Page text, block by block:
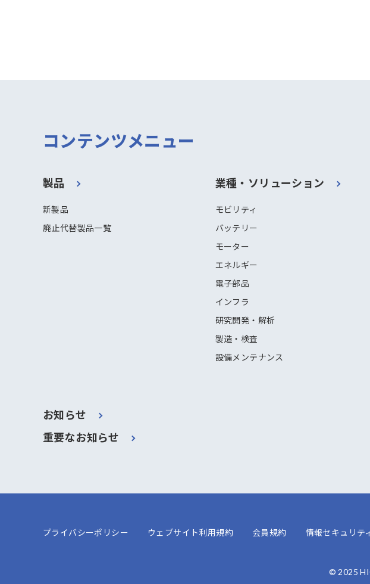
コンテンツメニュー
製品
新製品
廃止代替製品一覧
業種・ソリューション
モビリティ
バッテリー
モーター
エネルギー
電子部品
インフラ
研究開発・解析
製造・検査
設備メンテナンス
お知らせ
重要なお知らせ
プライバシーポリシー ウェブサイト利用規約 会員規約 情報セキュリテ
© 2025